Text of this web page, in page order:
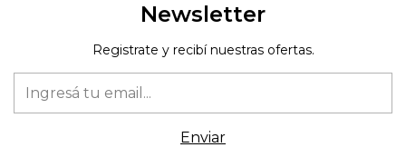
Newsletter
Registrate y recibí nuestras ofertas.